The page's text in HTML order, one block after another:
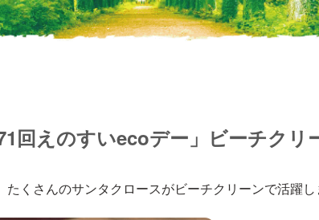
回えのすいecoデー」ビーチクリ
くさんのサンタクロースがビーチクリーンで活躍